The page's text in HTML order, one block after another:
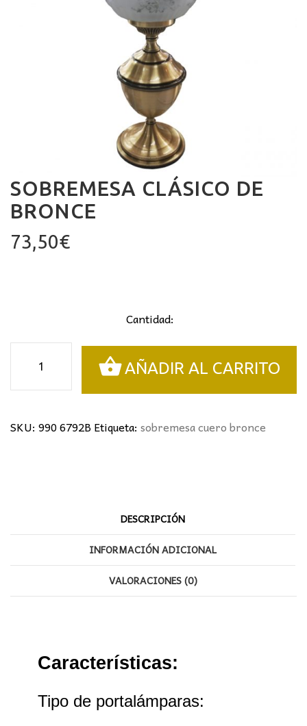
SOBREMESA CLÁSICO DE
BRONCE
73,50€
Cantidad:
clásico
de
cantidad
AÑADIR AL CARRITO
SKU: 990 6792BEtiqueta: sobremesa cuero bronce
DESCRIPCIÓN
INFORMACIÓN ADICIONAL
VALORACIONES (0)
Características:
Tipo de portalámparas: